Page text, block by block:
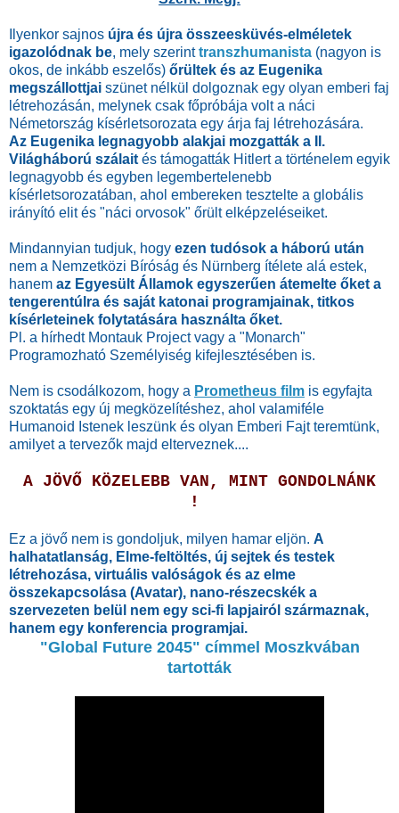
Ilyenkor sajnos újra és újra összeesküvés-elméletek
igazolódnak be, mely szerinttranszhumanista (nagyon is
okos, de inkább eszelős) őrültek és az Eugenika
megszállottjai szünet nélkül dolgoznak egy olyan emberi faj
létrehozásán, melynek csak főpróbája volt a náci
Németország kísérletsorozata egy árja faj létrehozására.
Az Eugenika legnagyobb alakjai mozgatták a II.
Világháború szálait és támogatták Hitlert a történelem egyik
legnagyobb és egyben legembertelenebb
kísérletsorozatában, ahol embereken tesztelte a globális
irányító elit és "náci orvosok" őrült elképzeléseiket.
Mindannyian tudjuk, hogy ezen tudósok a háború után
nem a Nemzetközi Bíróság és Nürnberg ítélete alá estek,
hanem az Egyesült Államok egyszerűen átemelte őket a
tengerentúlra és saját katonai programjainak, titkos
kísérleteinek folytatására használta őket.
Pl. a hírhedt Montauk Project vagy a "Monarch"
Programozható Személyiség kifejlesztésében is.
Nem is csodálkozom, hogy a Prometheus film is egyfajta
szoktatás egy új megközelítéshez, ahol valamiféle
Humanoid Istenek leszünk és olyan Emberi Fajt teremtünk,
amilyet a tervezők majd elterveznek....
A JÖVŐ KÖZELEBB VAN, MINT GONDOLNÁNK
!
Ez a jövő nem is gondoljuk, milyen hamar eljön. A
halhatatlanság, Elme-feltöltés, új sejtek és testek
létrehozása, virtuális valóságok és az elme
összekapcsolása (Avatar), nano-részecskék a
szervezeten belül nem egy sci-fi lapjairól származnak,
hanem egy konferencia programjai.
"Global Future 2045" címmel Moszkvában
tartották